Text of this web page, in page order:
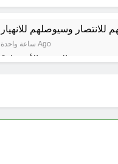
للانتصار وسيوصلهم للانهيار
ساعة واحدة Ago
ردع جديدة في الشرق الأوسط ؟